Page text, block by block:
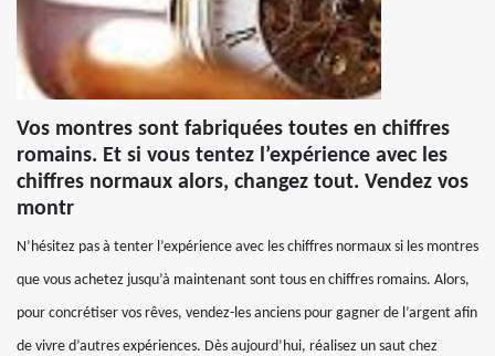
Vos montres sont fabriquées toutes en chiffres
romains. Et si vous tentez l’expérience avec les
chiffres normaux alors, changez tout. Vendez vos
montr
N’hésitez pas à tenter l’expérience avec les chiffres normaux si les montres
que vous achetez jusqu’à maintenant sont tous en chiffres romains. Alors,
pour concrétiser vos rêves, vendez-les anciens pour gagner de l’argent afin
de vivre d’autres expériences. Dès aujourd’hui, réalisez un saut chez